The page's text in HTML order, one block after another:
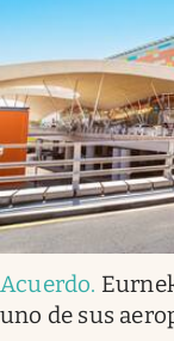
Clase
Clima
Mundial 2026
Eventos Corporativos
El Cronista Studio
Mediakit
abre en nueva pestaña
Acuerdo.
uno de sus